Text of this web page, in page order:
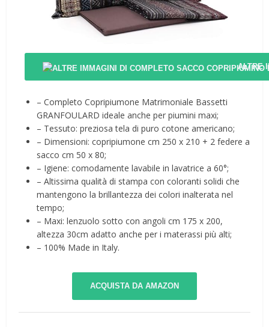
ALTRE
– Completo Copripiumone Matrimoniale Bassetti
GRANFOULARD ideale anche per piumini maxi;
– Tessuto: preziosa tela di puro cotone americano;
– Dimensioni: copripiumone cm 250 x 210 + 2 federe a
sacco cm 50 x 80;
– Igiene: comodamente lavabile in lavatrice a 60°;
– Altissima qualità di stampa con coloranti solidi che
mantengono la brillantezza dei colori inalterata nel
tempo;
– Maxi: lenzuolo sotto con angoli cm 175 x 200,
altezza 30cm adatto anche per i materassi più alti;
– 100% Made in Italy.
ACQUISTA DA AMAZON